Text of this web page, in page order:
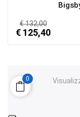
€ 132,00
€ 125,40
0